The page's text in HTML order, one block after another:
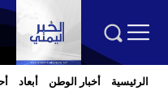
الرئيسية أخبار الوطن أبعاد